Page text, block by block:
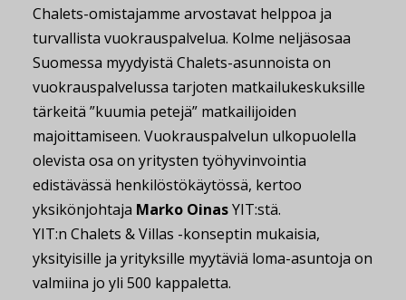
Chalets-omistajamme arvostavat helppoa ja
turvallista vuokrauspalvelua. Kolme neljäsosaa
Suomessa myydyistä Chalets-asunnoista on
vuokrauspalvelussa tarjoten matkailukeskuksille
tärkeitä ”kuumia petejä” matkailijoiden
majoittamiseen. Vuokrauspalvelun ulkopuolella
olevista osa on yritysten työhyvinvointia
edistävässä henkilöstökäytössä, kertoo
yksikönjohtaja Marko OinasYIT:stä.
YIT:n Chalets & Villas -konseptin mukaisia,
yksityisille ja yrityksille myytäviä loma-asuntoja on
valmiina jo yli 500 kappaletta.